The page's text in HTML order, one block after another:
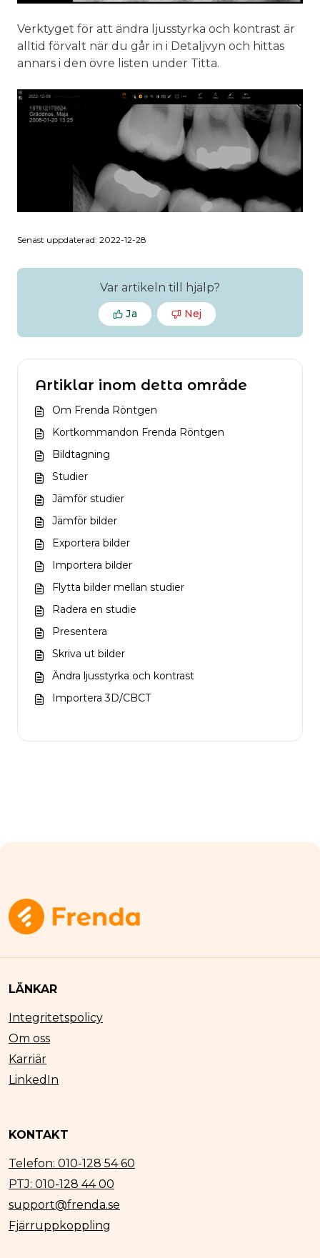
Verktyget för att ändra ljusstyrka och kontrast är
alltid förvalt när du går in i Detaljvyn och hittas
annars i den övre listen under Titta.
Senast uppdaterad: 2022-12-28
Var artikeln till hjälp?
Nej
Ja
Artiklar inom detta område
Om Frenda Röntgen
Kortkommandon Frenda Röntgen
Bildtagning
Studier
Jämför studier
Jämför bilder
Exportera bilder
Importera bilder
Flytta bilder mellan studier
Radera en studie
Presentera
Skriva ut bilder
Ändra ljusstyrka och kontrast
Importera 3D/CBCT
LÄNKAR
Integritetspolicy
Om oss
Karriär
LinkedIn
KONTAKT
Telefon: 010-128 54 60
PTJ: 010-128 44 00
support@frenda.se
Fjärruppkoppling